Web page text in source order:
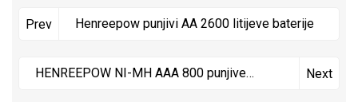
Prev Henreepow punjivi AA 2600 litijeve baterije
HENREEPOW NI-MH AAA 800 punjive
Next